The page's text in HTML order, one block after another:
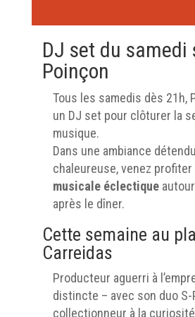
DJ set du samedi
Poinçon
Tous les samedis dès 21h,
un DJ set pour clôturer la
musique.
Dans une ambiance
chaleureuse, venez profiter
musicale éclectiqueautour
après le dîner.
Cette semaine au
Carreidas
Producteur aguerri à
distincte – avec son duo S-
collectionneur à la